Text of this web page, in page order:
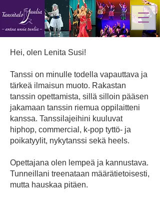
Hei, olen Lenita Susi!
Tanssi on minulle todella vapauttava ja
tärkeä ilmaisun muoto. Rakastan
tanssin opettamista, sillä silloin pääsen
jakamaan tanssin riemua oppilaitteni
kanssa. Tanssilajeihini kuuluvat
hiphop, commercial, k-pop tyttö- ja
poikatyylit, nykytanssi sekä heels.
Opettajana olen lempeä ja kannustava.
Tunneillani treenataan määrätietoisesti,
mutta hauskaa pitäen.